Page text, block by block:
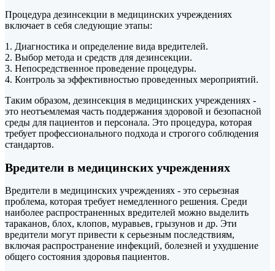
Процедура дезинсекции в медицинских учреждениях
включает в себя следующие этапы:
1. Диагностика и определение вида вредителей.
2. Выбор метода и средств для дезинсекции.
3. Непосредственное проведение процедуры.
4. Контроль за эффективностью проведенных мероприятий.
Таким образом, дезинсекция в медицинских учреждениях -
это неотъемлемая часть поддержания здоровой и безопасной
среды для пациентов и персонала. Это процедура, которая
требует профессионального подхода и строгого соблюдения
стандартов.
Вредители в медицинских учреждениях
Вредители в медицинских учреждениях - это серьезная
проблема, которая требует немедленного решения. Среди
наиболее распространенных вредителей можно выделить
тараканов, блох, клопов, муравьев, грызунов и др. Эти
вредители могут привести к серьезным последствиям,
включая распространение инфекций, болезней и ухудшение
общего состояния здоровья пациентов.